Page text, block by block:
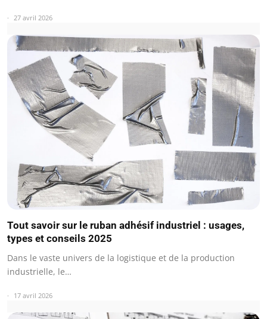
27 avril 2026
Tout savoir sur le ruban adhésif industriel : usages,
types et conseils 2025
Dans le vaste univers de la logistique et de la production
industrielle, le…
17 avril 2026